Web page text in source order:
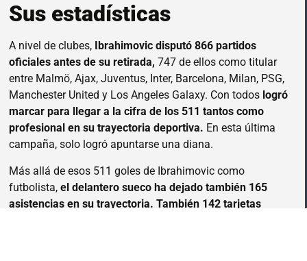
Sus estadísticas
A nivel de clubes, Ibrahimovic disputó 866 partidos
oficiales antes de su retirada, 747 de ellos como titular
entre Malmö, Ajax, Juventus, Inter, Barcelona, Milan, PSG,
Manchester United y Los Angeles Galaxy. Con todos logró
marcar para llegar a la cifra de los 511 tantos como
profesional en su trayectoria deportiva. En esta última
campaña, solo logró apuntarse una diana.
Más allá de esos 511 goles de Ibrahimovic como
futbolista, el delantero sueco ha dejado también 165
asistencias en su trayectoria. También 142 tarjetas